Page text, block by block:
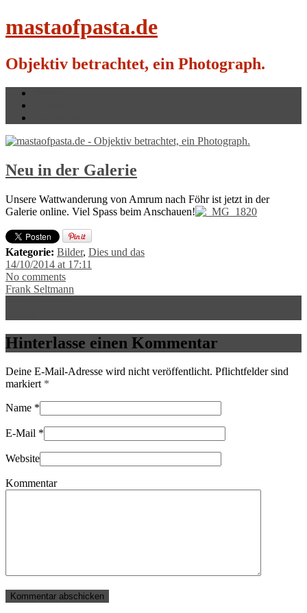
mastaofpasta.de
Objektiv betrachtet, ein Photograph.
Neu in der Galerie
Unsere Wattwanderung von Amrum nach Föhr ist jetzt in der
Galerie online. Viel Spass beim Anschauen!
Kategorie: Bilder, Dies und das
14/10/2014 at 17:11
No comments
Frank Seltmann
Hinterlasse einen Kommentar
Deine E-Mail-Adresse wird nicht veröffentlicht. Pflichtfelder sind
markiert *
Name *
E-Mail *
Website
Kommentar